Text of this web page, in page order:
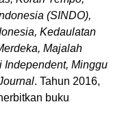
(SINDO),
Kedaulatan
Majalah
Independent, Minggu
. Tahun 2016,
buku